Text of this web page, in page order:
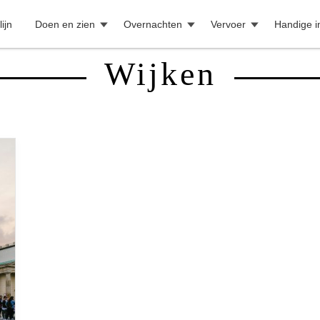
Doen en zien Overnachten Vervoer Handige
Wijken